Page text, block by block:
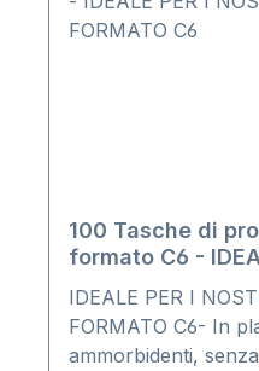
100 Tasche di
formato C6 -
IDEALE PER I
FORMATO C6- In
ammorbidenti,